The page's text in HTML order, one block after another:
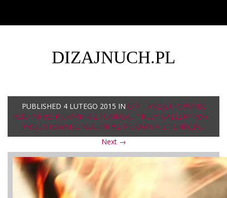
DIZAJNUCH.PL
PUBLISHED 4 LUTEGO 2015 IN DIY – PROJEKTOWANIE
KUCHNI #2: PIEKARNIK Z FUNKCJĄ…" REL="GALLERY">DIY–
PROJEKTOWANIE KUCHNI #2: PIEKARNIK Z FUNKCJĄ…
Next →